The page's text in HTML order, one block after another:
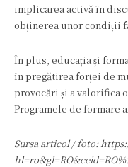
implicarea activă în
obținerea unor condiții
În plus, educația și
în pregătirea forței de
provocări și a valorifica
Programele de formare
Sursa articol / foto: